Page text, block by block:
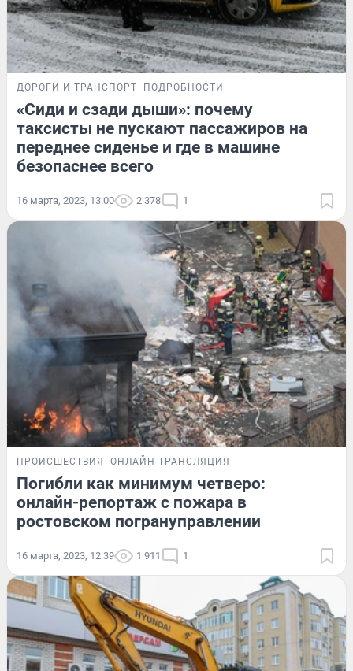
ДОРОГИ И ТРАНСПОРТ ПОДРОБНОСТИ
«Сиди и сзади дыши»: почему
таксисты не пускают пассажиров на
переднее сиденье и где в машине
безопаснее всего
16 марта, 2023, 13:00 2 378 1
ПРОИСШЕСТВИЯ ОНЛАЙН-ТРАНСЛЯЦИЯ
Погибли как минимум четверо:
онлайн-репортаж с пожара в
ростовском погрануправлении
16 марта, 2023, 12:39 1 911 1